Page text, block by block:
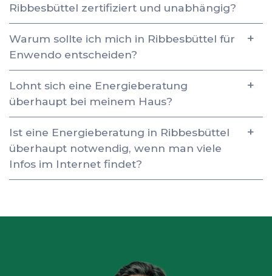
Ribbesbüttel zertifiziert und unabhängig?
Warum sollte ich mich in Ribbesbüttel für
Enwendo entscheiden?
Lohnt sich eine Energieberatung
überhaupt bei meinem Haus?
Ist eine Energieberatung in Ribbesbüttel
überhaupt notwendig, wenn man viele
Infos im Internet findet?